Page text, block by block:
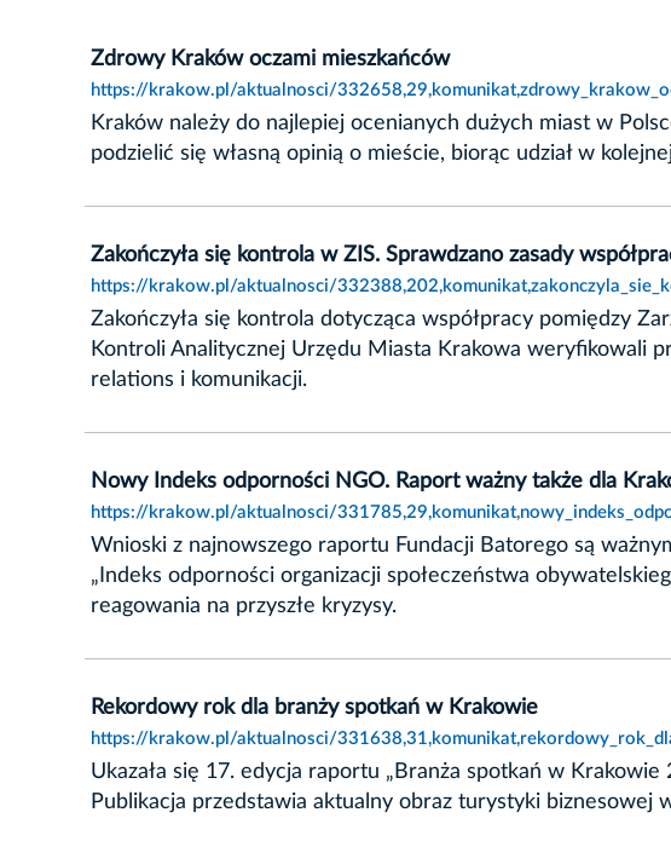
Zdrowy Kraków oczami mieszkańców
https://krakow.pl/aktualnosci/
Kraków należy do najlepiej ocenianych dużych miast w
podzielić się własną opinią o mieście, biorąc udział w
Zakończyła się kontrola w ZIS. Sprawdzano zasady
https://krakow.pl/aktualnosci/
Zakończyła się kontrola dotycząca współpracy pomiędzy
Kontroli Analitycznej Urzędu Miasta Krakowa weryfikowali
relations i komunikacji.
Nowy Indeks odporności NGO. Raport ważny także dla
https://krakow.pl/aktualnosci/
Wnioski z najnowszego raportu Fundacji Batorego są
„Indeks odporności organizacji społeczeństwa
reagowania na przyszłe kryzysy.
Rekordowy rok dla branży spotkań w Krakowie
https://krakow.pl/aktualnosci/
Ukazała się 17. edycja raportu „Branża spotkań w
Publikacja przedstawia aktualny obraz turystyki biznesowej